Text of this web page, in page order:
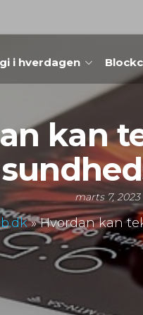
i hverdagen
kan
marts 7, 2023
»Hvordan kan